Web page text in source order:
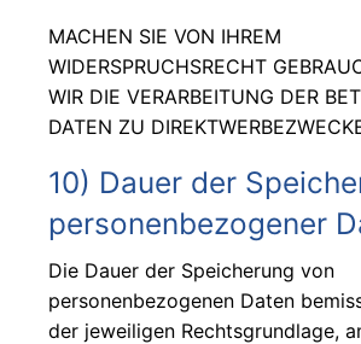
MACHEN SIE VON IHREM
WIDERSPRUCHSRECHT
WIR DIE VERARBEITUNG DER
DATEN ZU
10) Dauer der
personenbezogener
Die Dauer der Speicherung von
personenbezogenen Daten
der jeweiligen Rechtsgrundlage,